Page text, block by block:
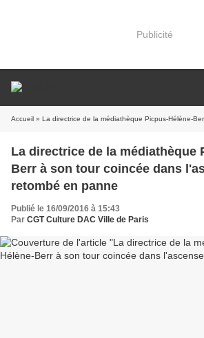
Publicité
Accueil » La directrice de la médiathèque Picpus-Hélène-Berr à son tour
La directrice de la médiathèque
Berr à son tour coincée dans
retombé en panne
Publié le 16/09/2016 à 15:43
Par CGT Culture DAC Ville de Paris